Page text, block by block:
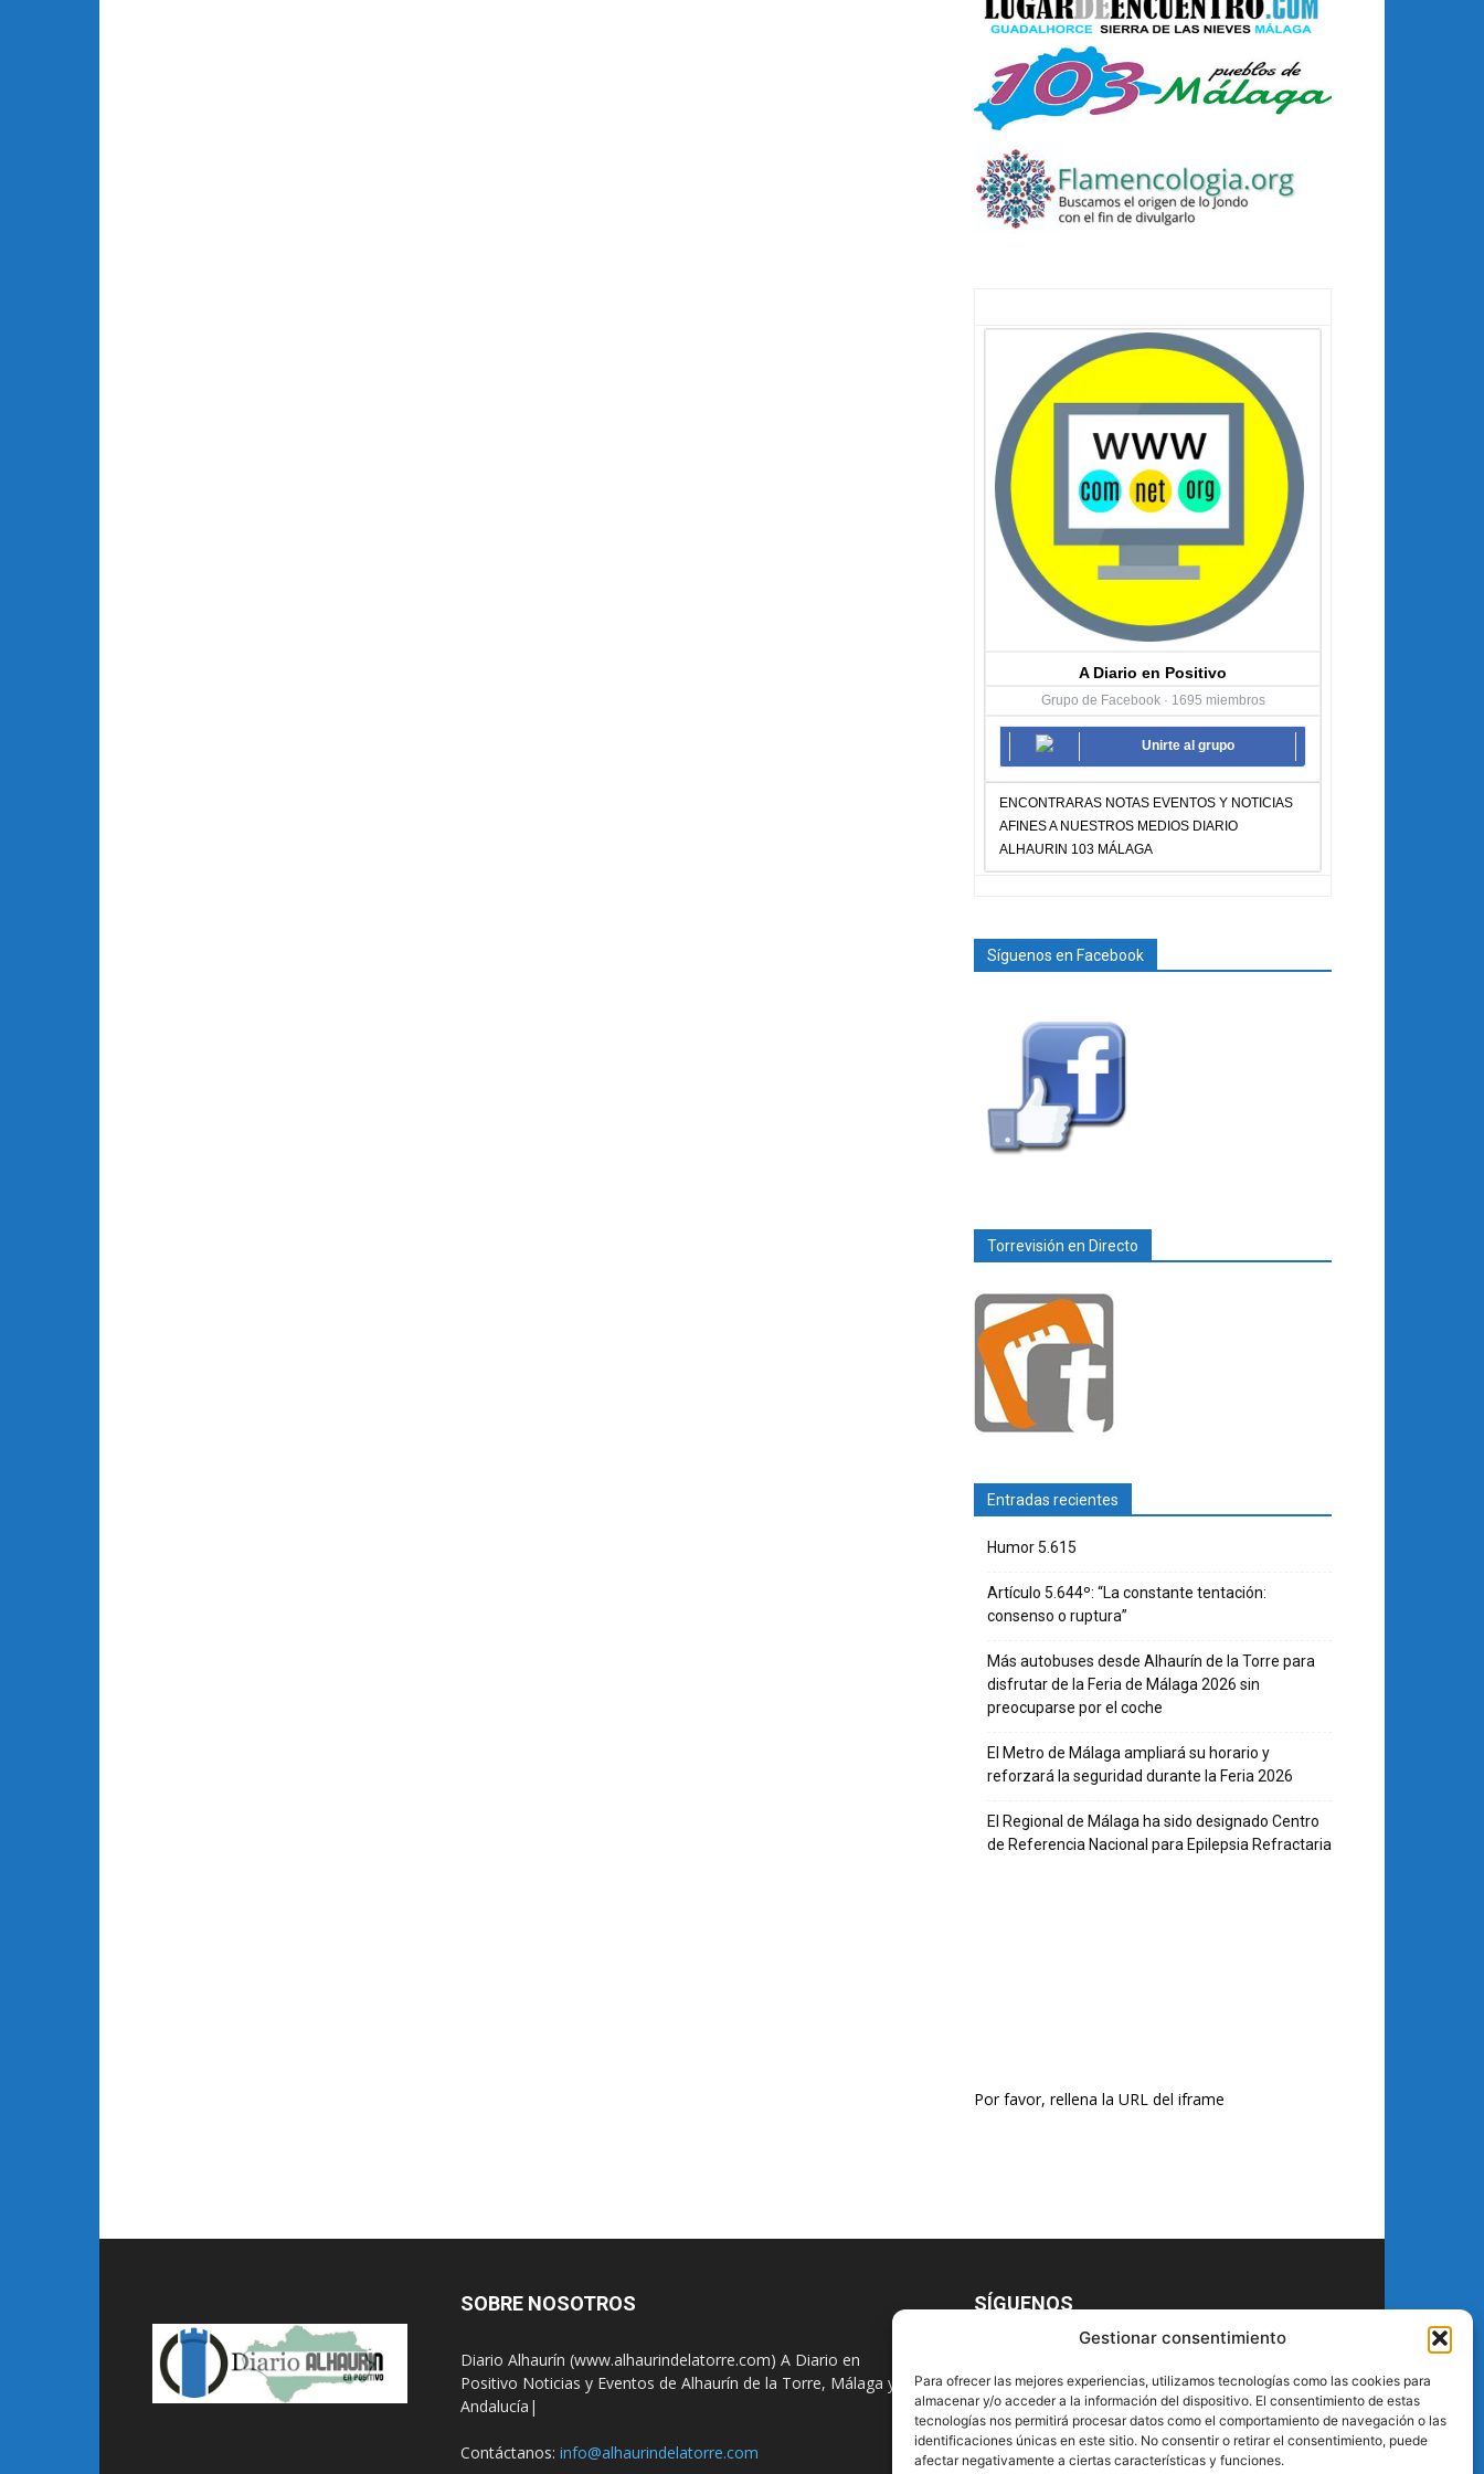
Gestionar consentimiento
Para ofrecer las mejores experiencias, utilizamos tecnologías como las cookies para
almacenar y/o acceder a la información del dispositivo. El consentimiento de estas
tecnologías nos permitirá procesar datos como el comportamiento de navegación o las
identificaciones únicas en este sitio. No consentir o retirar el consentimiento, puede
afectar negativamente a ciertas características y funciones.
A Diario en Positivo
Grupo de Facebook · 1695 miembros
Unirte al grupo
ENCONTRARAS NOTAS EVENTOS Y NOTICIAS
AFINES A NUESTROS MEDIOS DIARIO
ALHAURIN 103 MÁLAGA
Síguenos en Facebook
Torrevisión en Directo
Entradas recientes
Humor 5.615
Artículo 5.644º: “La constante tentación:
consenso o ruptura”
Más autobuses desde Alhaurín de la Torre para
disfrutar de la Feria de Málaga 2026 sin
preocuparse por el coche
El Metro de Málaga ampliará su horario y
reforzará la seguridad durante la Feria 2026
El Regional de Málaga ha sido designado Centro
de Referencia Nacional para Epilepsia Refractaria
Por favor, rellena la URL del iframe
SOBRE NOSOTROS
Diario Alhaurín (www.alhaurindelatorre.com) A Diario en
Positivo Noticias y Eventos de Alhaurín de la Torre, Málaga y
Andalucía|
Contáctanos: info@alhaurindelatorre.com
SÍGUENOS